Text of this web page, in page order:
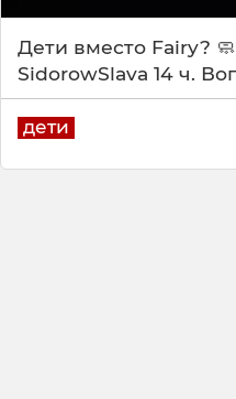
Дети вместо Fairy?
SidorowSlava 14 ч.
дети